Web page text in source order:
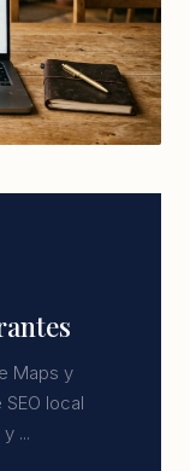
Maps y
local
...